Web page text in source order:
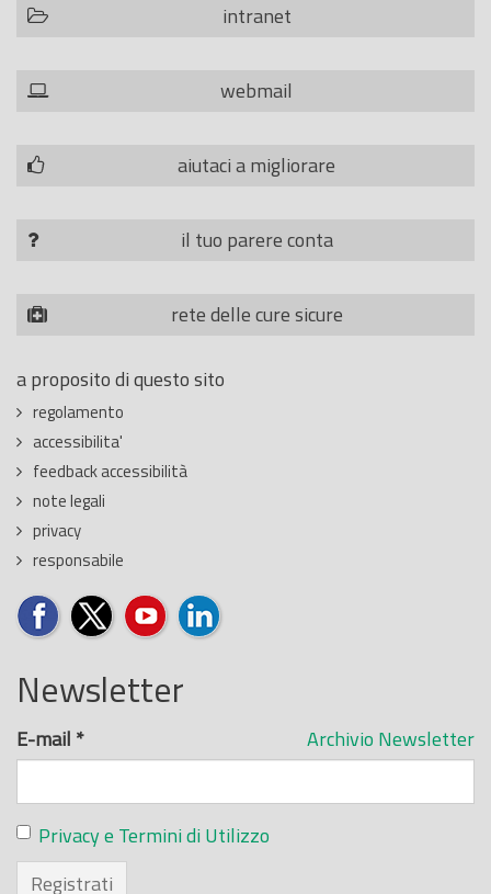
intranet
webmail
aiutaci a migliorare
il tuo parere conta
rete delle cure sicure
a proposito di questo sito
regolamento
accessibilita'
feedback accessibilità
note legali
privacy
responsabile
Newsletter
Archivio Newsletter
E-mail *
Privacy e Termini di Utilizzo
Registrati